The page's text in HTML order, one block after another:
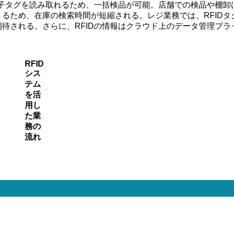
グを読み取れるため、一括検品が可能。店舗での検品や棚
ため、在庫の検索時間が短縮される。レジ業務では、RFID
される。さらに、RFIDの情報はクラウド上のデータ管理プ
RFID
シス
テム
を活
用し
た業
務の
流れ